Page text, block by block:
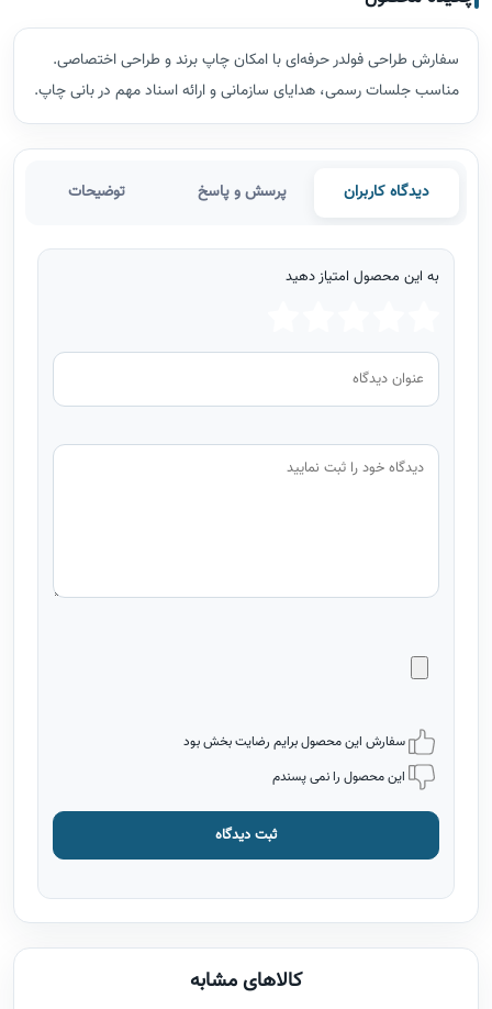
سفارش طراحی فولدر حرفه‌ای با امکان چاپ برند و طراحی اختصاصی.
مناسب جلسات رسمی، هدایای سازمانی و ارائه اسناد مهم در بانی چاپ.
دیدگاه کاربران پرسش و پاسخ توضیحات
به این محصول امتیاز دهید
سفارش این محصول برایم رضایت بخش بود
این محصول را نمی پسندم
ثبت دیدگاه
کالاهای مشابه